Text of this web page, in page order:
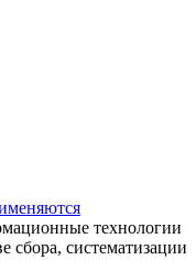
технологии
сбора, систематизации